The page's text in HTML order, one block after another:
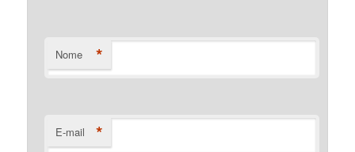
Nome *
E-mail *